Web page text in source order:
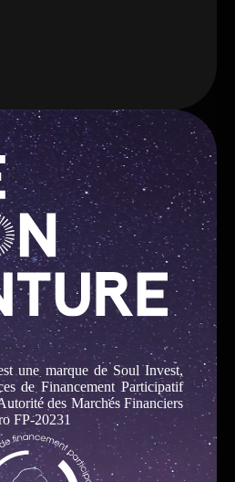
une marque de Soul Invest,
de Financement Participatif
des Marchés Financiers
FP-20231